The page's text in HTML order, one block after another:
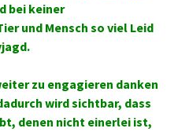
bei keiner
und Mensch so viel Leid
zu engagieren danken
wird sichtbar, dass
denen nicht einerlei ist,